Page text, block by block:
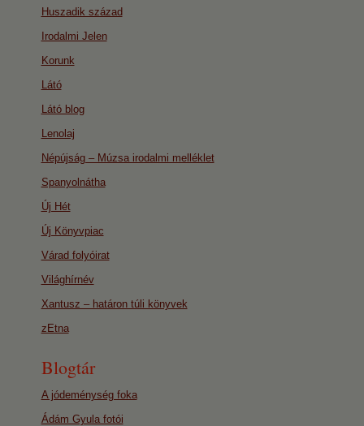
Huszadik század
Irodalmi Jelen
Korunk
Látó
Látó blog
Lenolaj
Népújság – Múzsa irodalmi melléklet
Spanyolnátha
Új Hét
Új Könyvpiac
Várad folyóirat
Világhírnév
Xantusz – határon túli könyvek
zEtna
Blogtár
A jódeménység foka
Ádám Gyula fotói